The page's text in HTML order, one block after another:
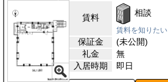
賃料 相談
賃料を知りたい
保証金
(未公開)
礼金
無
入居時期
即日